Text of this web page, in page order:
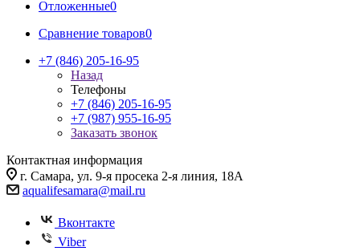
Отложенные0
Сравнение товаров0
+7 (846) 205-16-95
Назад
Телефоны
+7 (846) 205-16-95
+7 (987) 955-16-95
Заказать звонок
Контактная информация
г. Самара, ул. 9-я просека 2-я линия, 18А
aqualifesamara@mail.ru
Вконтакте
Viber